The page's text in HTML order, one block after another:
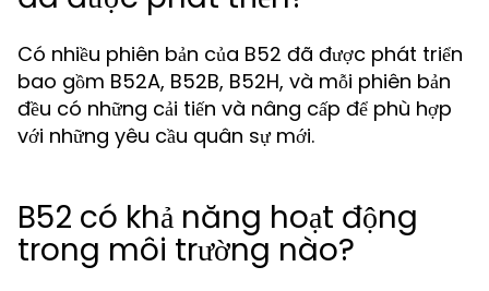
Có nhiều phiên bản của B52 đã được phát triển
bao gồm B52A, B52B, B52H, và mỗi phiên bản
đều có những cải tiến và nâng cấp để phù hợp
với những yêu cầu quân sự mới.
B52 có khả năng hoạt động
trong môi trường nào?